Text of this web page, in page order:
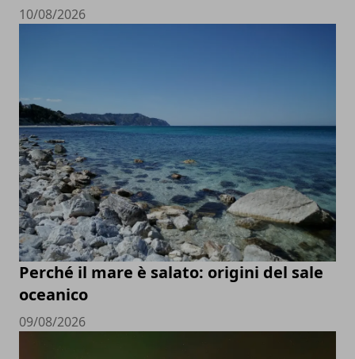
10/08/2026
Perché il mare è salato: origini del sale
oceanico
09/08/2026